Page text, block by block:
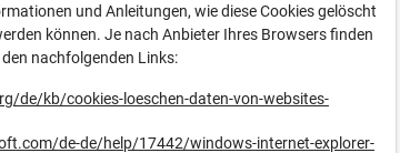
und Anleitungen, wie diese Cookies gelöscht
können. Je nach Anbieter Ihres Browsers finden
nachfolgenden Links:
de/kb/cookies-loeschen-daten-von-websites-
de-de/help/17442/windows-internet-explorer-